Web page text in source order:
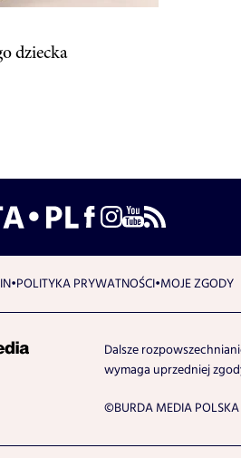
dziecka
POLITYKA PRYWATNOŚCI MOJE ZGODY
Dalsze
wymaga uprzedniej
©BURDA MEDIA POLSKA